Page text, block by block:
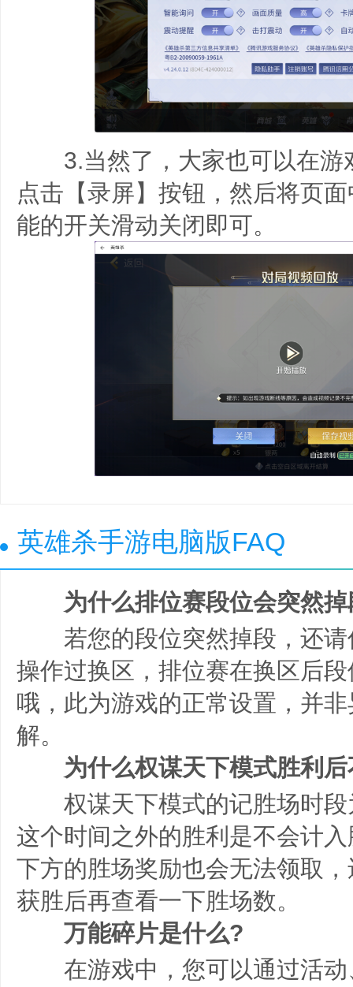
3.当然了，大家也可以在游
点击【录屏】按钮，然后将页
能的开关滑动关闭即可。
英雄杀手游电脑版FAQ
为什么排位赛段位会突然掉
若您的段位突然掉段，还请
操作过换区，排位赛在换区后
哦，此为游戏的正常设置，并
解。
为什么权谋天下模式胜利后
权谋天下模式的记胜场时段
这个时间之外的胜利是不会计
下方的胜场奖励也会无法领取
获胜后再查看一下胜场数。
万能碎片是什么?
在游戏中，您可以通过活动